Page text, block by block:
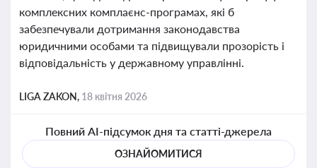
комплексних комплаєнс-програмах, які б
забезпечували дотримання законодавства
юридичними особами та підвищували прозорість і
відповідальність у державному управлінні.
LIGA ZAKON, 18 квітня 2026
Повний AI-підсумок дня та статті-джерела
ОЗНАЙОМИТИСЯ